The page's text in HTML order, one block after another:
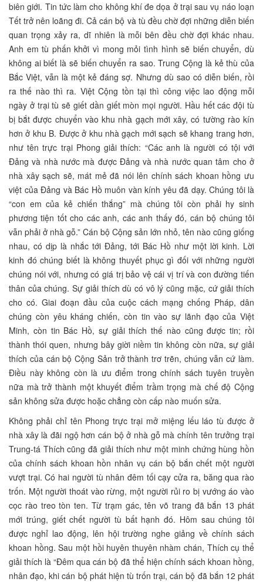
biên giới. Tin tức làm cho không khí đe dọa ở trại sau vụ náo loạn
Tết trở nên loãng đi. Cả cán bộ và tù đều chờ đợi những diễn biến
quan trọng xảy ra, dĩ nhiên là mỗi bên đều chờ đợi khác nhau.
Anh em tù phấn khởi vì mong mỏi tình hình sẽ biến chuyển, dù
không ai biết là sẽ biến chuyển ra sao. Trung Cộng là kẻ thù của
Bắc Việt, vẫn là một kẻ đáng sợ. Nhưng dù sao có diễn biến, rồi
ra thế nào thì ra. Việt Cộng tồn tại thì công việc lao động mỗi
ngày ở trại tù sẽ giết dần giết mòn mọi người. Hầu hết các đội tù
bị bắt được chuyển vào khu nhà gạch mới xây, có tường rào kín
hơn ở khu B. Được ở khu nhà gạch mới sạch sẽ khang trang hơn,
như tên trực trại Phong giải thích: “Các anh là người có tội với
Đảng và nhà nước mà được Đảng và nhà nước quan tâm cho ở
nhà xây sạch sẽ, mát mẻ đã nói lên chính sách khoan hồng ưu
việt của Đảng và Bác Hồ muôn vàn kính yêu đã dạy. Chúng tôi là
“con em của kẻ chiến thắng” mà chúng tôi còn phải hy sinh
phương tiện tốt cho các anh, các anh thấy đó, cán bộ chúng tôi
vẫn phải ở nhà gỗ.” Cán bộ Cộng sản lớn nhỏ, tên nào cũng giống
nhau, có dịp là nhắc tới Đảng, tới Bác Hồ như một lời kinh. Lời
kinh đó chúng biết là không thuyết phục gì đối với những người
chúng nói với, nhưng có giá trị bảo vệ cái vị trí và con đường tiến
thân của chúng. Sự giải thích dù có vô lý cũng mặc, cứ giải thích
cho có. Giai đoạn đầu của cuộc cách mạng chống Pháp, dân
chúng còn yêu kháng chiến, còn tin vào sự lãnh đạo của Việt
Minh, còn tin Bác Hồ, sự giải thích thế nào cũng được tin; rồi
thành thói quen, nhưng bây giời niềm tin không còn nữa, sự giải
thích của cán bộ Cộng Sản trở thành trơ trẽn, chúng vẫn cứ làm.
Điều này không còn là ưu điểm trong chính sách tuyên truyền
nữa mà trở thành một khuyết điểm trầm trọng mà chế độ Cộng
sản không sửa được hoặc chẳng còn cấp nào muốn sửa.
Không phải chỉ tên Phong trực trại mở miệng lếu láo tù được ở
nhà xây là đãi ngộ hơn cán bộ ở nhà gỗ mà chính tên trưởng trại
Trung-tá Thích cũng đã giải thích như một minh chứng hùng hồn
của chính sách khoan hồn nhân vụ cán bộ bắn chết một người
vượt trại. Có hai người tù nhân đêm tối cạy cửa ra, băng qua rào
trốn. Một người thoát vào rừng, một người rủi ro bị vướng áo vào
cọc rào treo tòn ten. Từ trạm gác, tên võ trang đã bắn 13 phát
mới trúng, giết chết người tù bất hạnh đó. Hôm sau chúng tôi
được nghỉ lao động, lên hội trường nghe giảng về chính sách
khoan hồng. Sau một hồi huyên thuyên nhàm chán, Thích cụ thể
giải thích là “Đêm qua cán bộ đã thể hiện chính sách khoan hồng,
nhân đạo, khi cán bộ phát hiện tù trốn trại, cán bộ đã bắn 12 phát